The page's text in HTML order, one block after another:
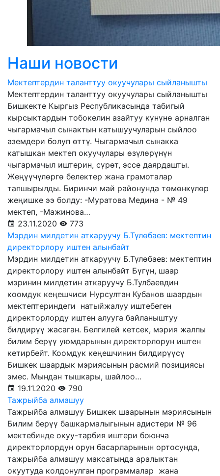
Наши новости
Мектептердин таланттуу окуучулары сыйланышты
Мектептердин таланттуу окуучулары сыйланышты
Бишкекте Кыргыз Республикасында табигый
кырсыктардын тобокелин азайтуу күнүнө арналган
чыгармачыл сынактын катышуучуларын сыйлоо
аземдери болуп өттү. Чыгармачыл сынакка
катышкан мектеп окуучулары өзүлөрүнүн
чыгармачыл иштерин, сүрөт, эссе даярдашты.
Жеңүүчүлөргө белектер жана грамоталар
тапшырылды. Биринчи май районунда төмөнкүлөр
жеңишке ээ болду: -Муратова Медина - № 49
мектеп, -Мажинова…
23.11.2020
773
Мэрдин милдетин аткаруучу Б.Түлөбаев: мектептин
директорлору иштен алынбайт
Мэрдин милдетин аткаруучу Б.Түлөбаев: мектептин
директорлору иштен алынбайт Бүгүн, шаар
мэринин милдетин аткаруучу Б.Тулбаевдин
коомдук кеңешчиси Нурсултан Кубанов шаардын
мектептериндеги натыйжалуу иштебеген
директорлорду иштен алууга байланыштуу
билдирүү жасаган. Белгилей кетсек, мэрия жалпы
билим берүү уюмдарынын директорлорун иштен
кетирбейт. Коомдук кеңешчинин билдирүүсү
Бишкек шаардык мэриясынын расмий позициясы
эмес. Мындан тышкары, шайлоо…
19.11.2020
790
Тажрыйба алмашуу
Тажрыйба алмашуу Бишкек шаарынын мэриясынын
Билим берүү башкармалыгынын адистери № 96
мектебинде окуу-тарбия иштери боюнча
директорлордун орун басарларынын ортосунда,
тажрыйба алмашуу максатында аралыктан
окуутуда колдонулган программалар жана